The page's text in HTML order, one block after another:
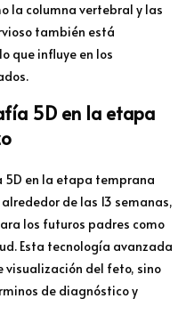
la columna vertebral y las
también está
que influye en los
5D en la etapa
5D en la etapa temprana
de las 13 semanas,
los futuros padres como
Esta tecnología avanzada
visualización del feto, sino
de diagnóstico y